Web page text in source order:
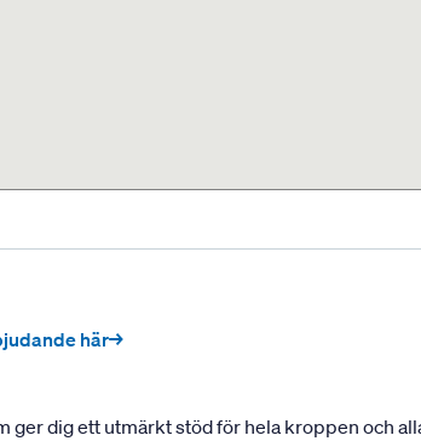
här→
ger dig ett utmärkt stöd för hela kroppen och